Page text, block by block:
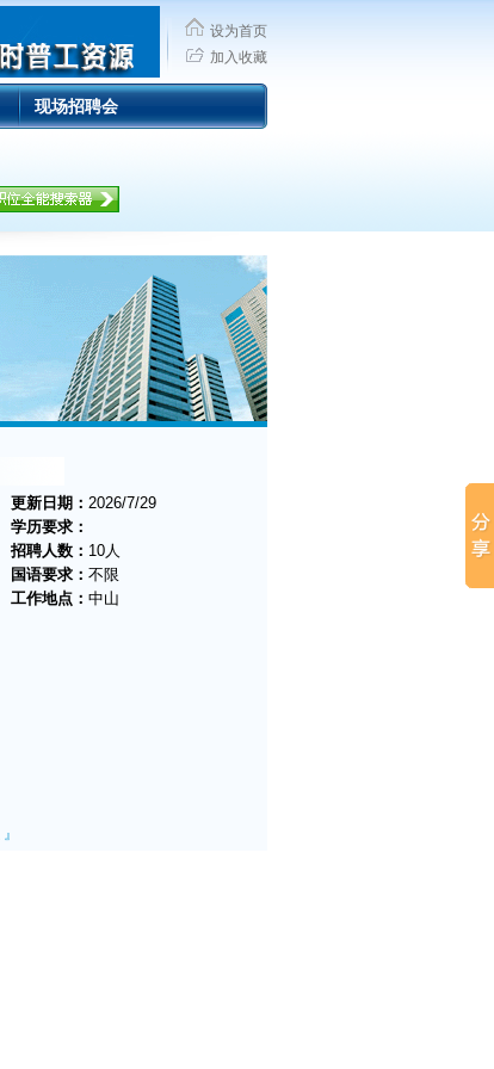
设为首页
加入收藏
现场招聘会
更新日期： 2026/7/29
学历要求：
招聘人数： 10人
国语要求： 不限
工作地点： 中山
』